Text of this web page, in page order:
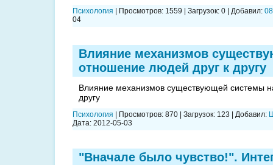
Психология Просмотров: 1559 Загрузок: 0 Добавил:
04
Влияние механизмов
отношение людей друг к другу
Влияние механизмов существующей системы
другу
Психология Просмотров: 870 Загрузок: 123 Добавил:
Дата: 2012-05-03
"Вначале было чувство!".